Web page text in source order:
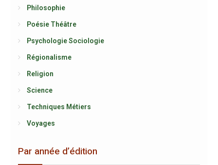
Philosophie
Poésie Théâtre
Psychologie Sociologie
Régionalisme
Religion
Science
Techniques Métiers
Voyages
Par année d’édition